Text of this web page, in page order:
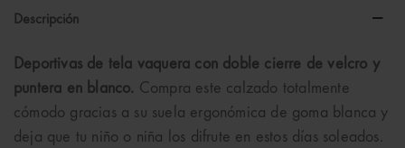
Descripción
Deportivas de tela vaquera con doble cierre de velcro y
puntera en blanco. Compra este calzado totalmente
cómodo gracias a su suela ergonómica de goma blanca y
deja que tu niño o niña los difrute en estos días soleados.